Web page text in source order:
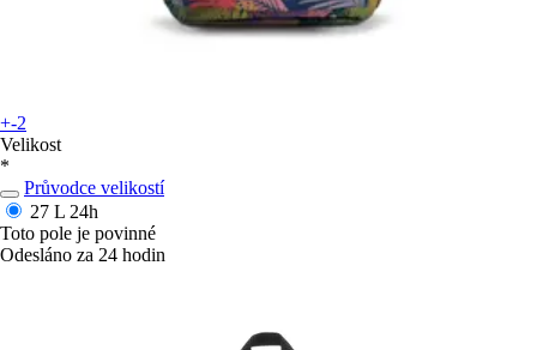
+-2
Velikost
*
Průvodce velikostí
27 L 24h
Toto pole je povinné
Odesláno za 24 hodin